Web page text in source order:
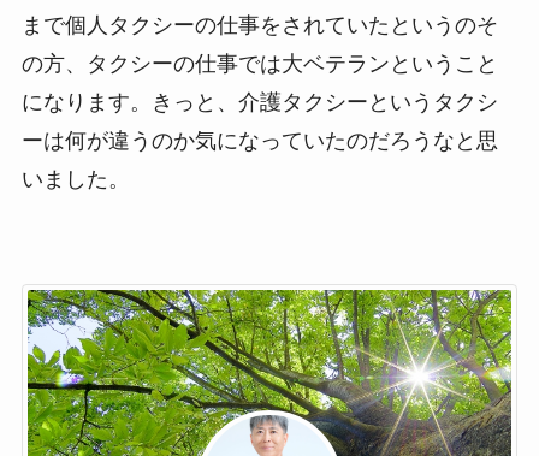
まで個人タクシーの仕事をされていたというのそ
の方、タクシーの仕事では大ベテランということ
になります。きっと、介護タクシーというタクシ
ーは何が違うのか気になっていたのだろうなと思
いました。